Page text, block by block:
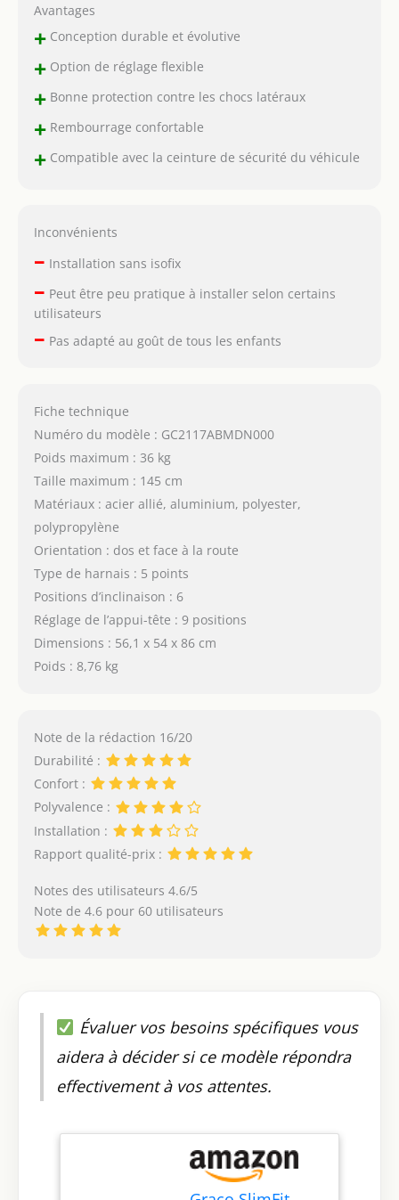
Avantages
+Conception durable et évolutive
+Option de réglage flexible
+Bonne protection contre les chocs latéraux
+Rembourrage confortable
+Compatible avec la ceinture de sécurité du véhicule
Inconvénients
– Installation sans isofix
– Peut être peu pratique à installer selon certains
utilisateurs
– Pas adapté au goût de tous les enfants
Fiche technique
Numéro du modèle : GC2117ABMDN000
Poids maximum : 36 kg
Taille maximum : 145 cm
Matériaux : acier allié, aluminium, polyester,
polypropylène
Orientation : dos et face à la route
Type de harnais : 5 points
Positions d’inclinaison : 6
Réglage de l’appui-tête : 9 positions
Dimensions : 56,1 x 54 x 86 cm
Poids : 8,76 kg
Note de la rédaction 16/20
Durabilité :
Confort :
Polyvalence :
Installation :
Rapport qualité-prix :
Notes des utilisateurs 4.6/5
Note de 4.6 pour 60 utilisateurs
Évaluer vos besoins spécifiques vous
aidera à décider si ce modèle répondra
effectivement à vos attentes.